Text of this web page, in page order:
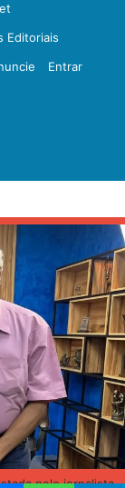
Editoriais
Entrar
pelo jornalista